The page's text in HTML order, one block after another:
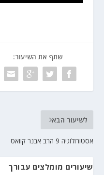
שתף את השיעור:
לשיעור הבא
אסטורולוגיה 9 הרב אבנר קוואס
שיעורים מומלצים עבורך